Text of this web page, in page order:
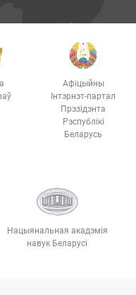
Афіцыйны
Інтэрнэт-партал
Прэзідэнта
Рэспублікі
Беларусь
Нацыянальная акадэмія
навук Беларусі